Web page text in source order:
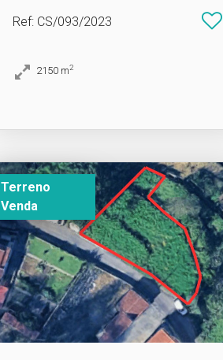
Ref: CS/093/2023
2150 m2
Terreno
Venda